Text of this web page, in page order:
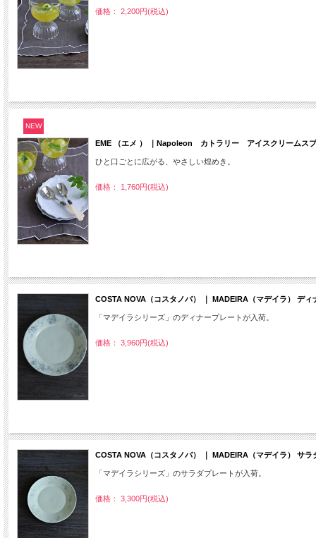
価格： 2,200円(税込)
NEW
EME （エメ ） ｜Napoleon カトラリー アイスクリームス
ひと口ごとに広がる、やさしい煌めき。
価格： 1,760円(税込)
COSTA NOVA（コスタノバ） ｜ MADEIRA（マデイラ） デ
「マデイラシリーズ」のディナープレートが入荷。
価格： 3,960円(税込)
COSTA NOVA（コスタノバ） ｜ MADEIRA（マデイラ） サラ
「マデイラシリーズ」のサラダプレートが入荷。
価格： 3,300円(税込)